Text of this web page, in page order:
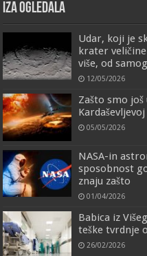
IZA OGLEDALA
Udar, koji je
krater
više, od
12/05/2026
Zašto smo još
05/05/2026
NASA-in
sposobnost
znaju zašto
01/04/2026
Babica iz
teške tvrdnje
26/02/2026